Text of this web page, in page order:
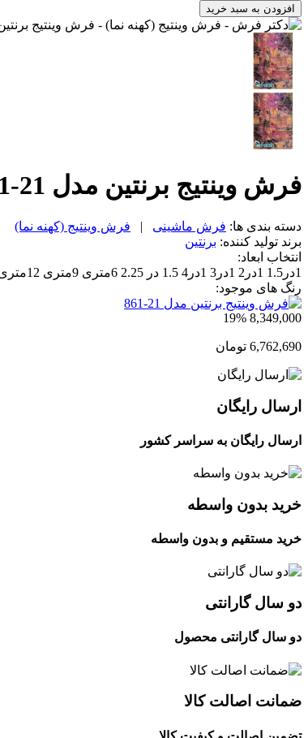
افزودن به سبد خرید
فرش وینتیج برنتین مدل 21-861
دسته بندی ها: فرش ماشینی |
فرش وینتیج (کهنه نما)
برند تولید کننده: برنتین
انتخاب ابعاد:
1در1.5
1در2 1در3 1در4 1.5 در 2.25 6متری 9متری
12متری
رنگ های موجود:
8,349,000
19%
6,762,690 تومان
ارسال رایگان
ارسال رایگان به سراسر کشور
خرید بدون واسطه
خرید مستقیم و بدون واسطه
دو سال گارانتی
دو سال گارانتی محصول
ضمانت اصالت کالا